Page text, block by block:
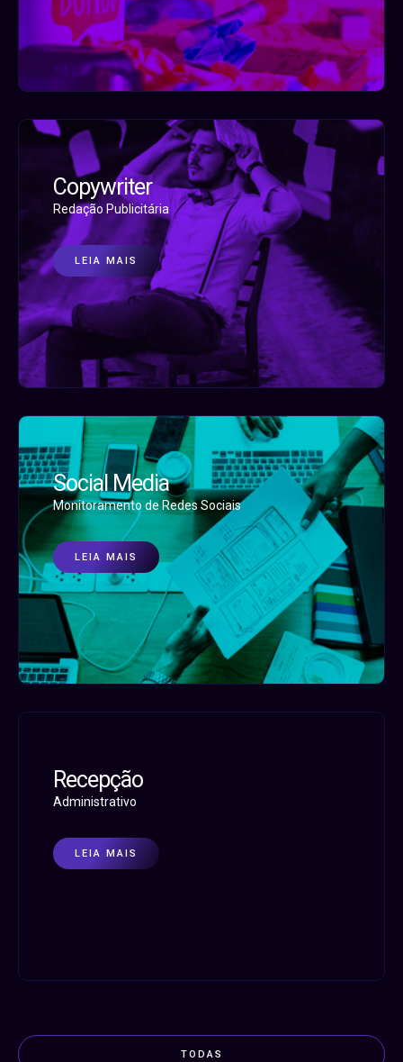
TODAS
Copywriter
Redação Publicitária
LEIA MAIS
Social Media
Monitoramento de Redes Sociais
LEIA MAIS
Recepção
Administrativo
LEIA MAIS